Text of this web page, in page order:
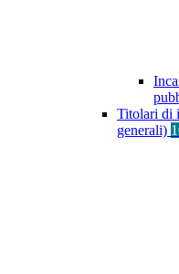
Titolari di
generali)